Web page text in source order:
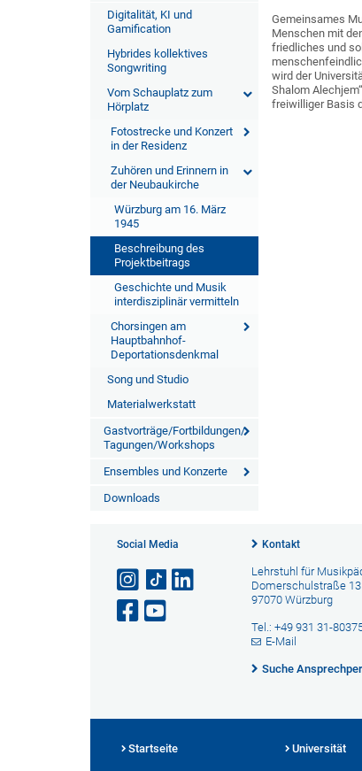
Digitalität, KI und
Gamification
Hybrides kollektives
Songwriting
Vom Schauplatz zum
Hörplatz
Fotostrecke und Konzert
in der Residenz
Zuhören und Erinnern in
der Neubaukirche
Würzburg am 16. März
1945
Beschreibung des
Projektbeitrags
Geschichte und Musik
interdisziplinär vermitteln
Chorsingen am
Hauptbahnhof-
Deportationsdenkmal
Song und Studio
Materialwerkstatt
Gastvorträge/Fortbildungen/
Tagungen/Workshops
Ensembles und Konzerte
Downloads
Gemeinsames
Menschen mit
friedliches und
wird der
Shalom
freiwilliger Basis
Social Media Kontakt
Lehrstuhl für
Domerschulstraße 13
97070 Würzburg
Tel.: +49 931 31-
E-Mail
Suche
Startseite Universität